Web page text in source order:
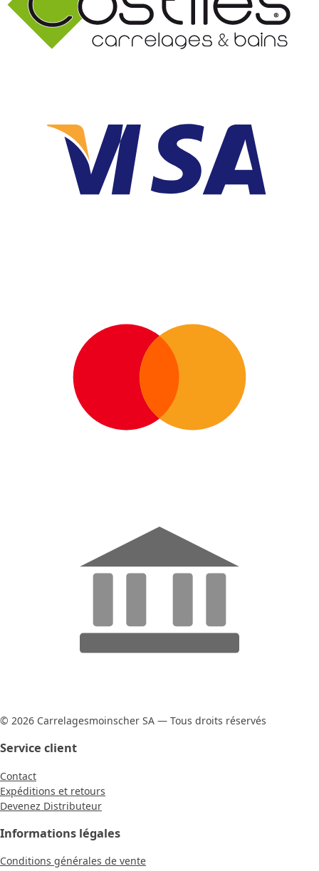
© 2026 Carrelagesmoinscher SA — Tous droits réservés
Service client
Contact
Expéditions et retours
Devenez Distributeur
Informations légales
Conditions générales de vente